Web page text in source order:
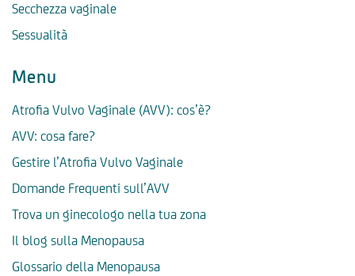
Secchezza vaginale
Sessualità
Menu
Atrofia Vulvo Vaginale (AVV): cos’è?
AVV: cosa fare?
Gestire l’Atrofia Vulvo Vaginale
Domande Frequenti sull’AVV
Trova un ginecologo nella tua zona
Il blog sulla Menopausa
Glossario della Menopausa